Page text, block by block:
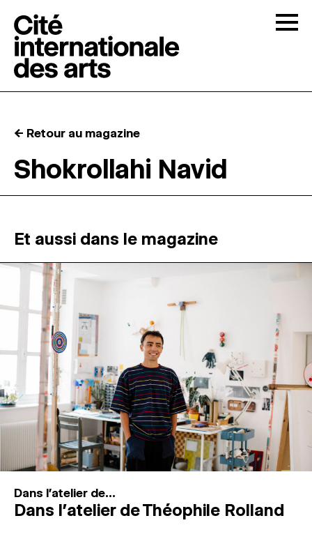
RÉSIDENCES ↓
ATELIERS OUVERTS
PROGRAMMATION
MAGAZINE
ESPACES DE PRATIQUE ARTISTIQUE ↓
Recherche
Connexion
← Retour au magazine
Shokrollahi Navid
Et aussi dans le magazine
Dans l'atelier de...
Dans l’atelier de Théophile Rolland